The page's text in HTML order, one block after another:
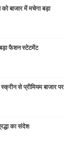
बाजार में मचेगा बड़ा
फैशन स्टेटमेंट
से प्रीमियम बाजार पर
का संदेश